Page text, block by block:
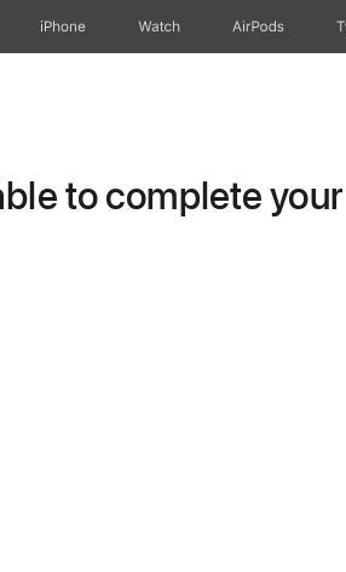
iPhone Watch AirPods
to complete